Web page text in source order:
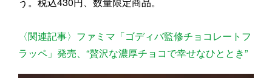
〈関連記事〉ファミマ「ゴディバ監修チョコレートフ
ラッペ」発売、“贅沢な濃厚チョコで幸せなひととき”